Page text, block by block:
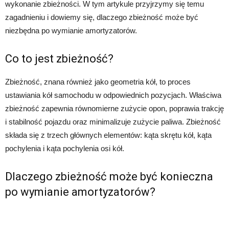
wykonanie zbieżności. W tym artykule przyjrzymy się temu
zagadnieniu i dowiemy się, dlaczego zbieżność może być
niezbędna po wymianie amortyzatorów.
Co to jest zbieżność?
Zbieżność, znana również jako geometria kół, to proces
ustawiania kół samochodu w odpowiednich pozycjach. Właściwa
zbieżność zapewnia równomierne zużycie opon, poprawia trakcję
i stabilność pojazdu oraz minimalizuje zużycie paliwa. Zbieżność
składa się z trzech głównych elementów: kąta skrętu kół, kąta
pochylenia i kąta pochylenia osi kół.
Dlaczego zbieżność może być konieczna
po wymianie amortyzatorów?